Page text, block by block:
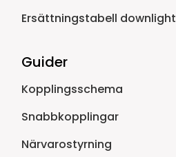
Ersättningstabell downlight
Guider
Kopplingsschema
Snabbkopplingar
Närvarostyrning